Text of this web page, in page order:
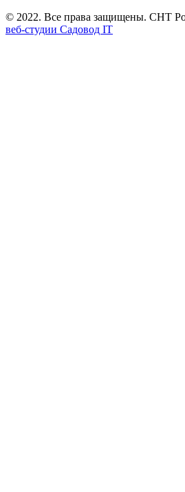
© 2022. Все права защищены. СНТ
веб-студии Садовод IT